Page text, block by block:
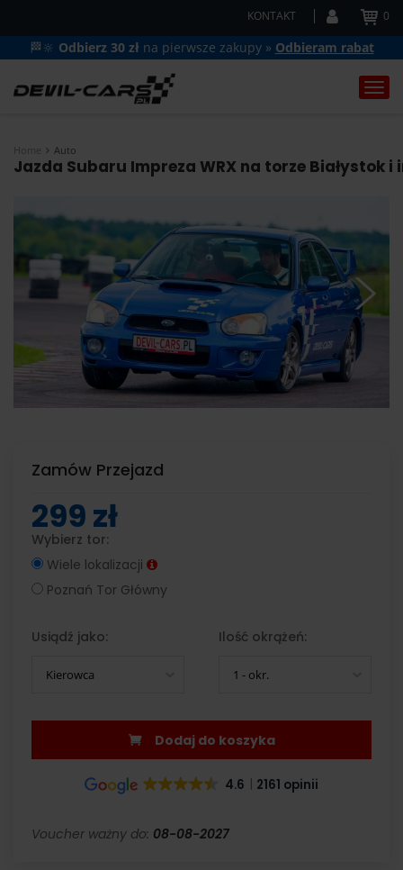
KONTAKT 0
🏁🔆 Odbierz 30 zł na pierwsze zakupy » Odbieram rabat
Home Auto
Jazda Subaru Impreza WRX na torze Białystok
Zamów Przejazd
299 zł
Wybierz tor:
Wiele lokalizacji
Poznań Tor Główny
Usiądź jako:
Kierowca
Ilość okrążeń:
1 - okr.
Dodaj do koszyka
4.6 2161 opinii
Voucher ważny do: 08-08-2027